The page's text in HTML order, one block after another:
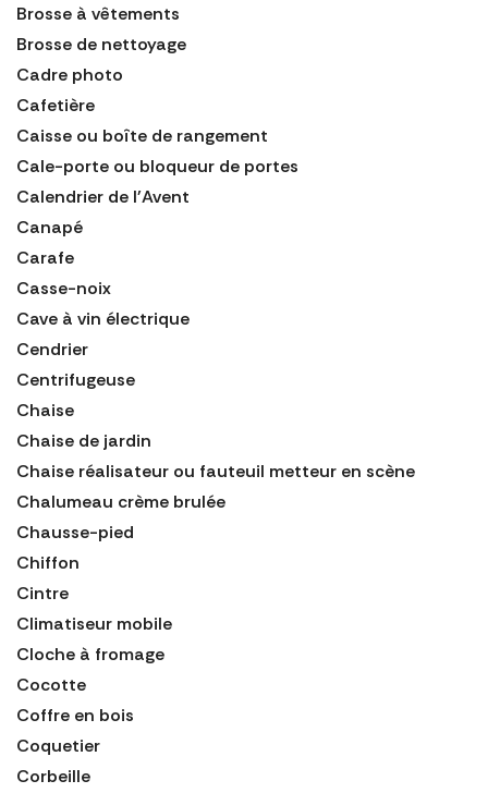
Brosse à vêtements
Brosse de nettoyage
Cadre photo
Cafetière
Caisse ou boîte de rangement
Cale-porte ou bloqueur de portes
Calendrier de l'Avent
Canapé
Carafe
Casse-noix
Cave à vin électrique
Cendrier
Centrifugeuse
Chaise
Chaise de jardin
Chaise réalisateur ou fauteuil metteur en scène
Chalumeau crème brulée
Chausse-pied
Chiffon
Cintre
Climatiseur mobile
Cloche à fromage
Cocotte
Coffre en bois
Coquetier
Corbeille